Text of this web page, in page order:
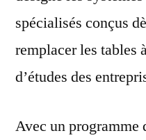
spécialisés conçus
remplacer les tables
d’études des
Avec un programme